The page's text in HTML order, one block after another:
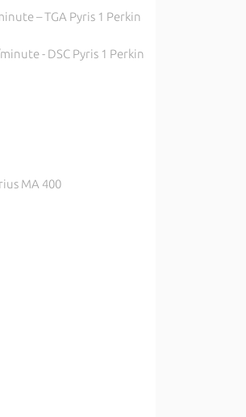
– TGA Pyris 1 Perkin
- DSC Pyris 1 Perkin
MA 400